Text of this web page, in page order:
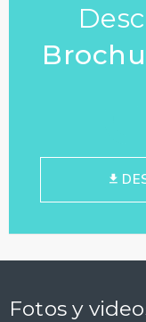
Fotos y